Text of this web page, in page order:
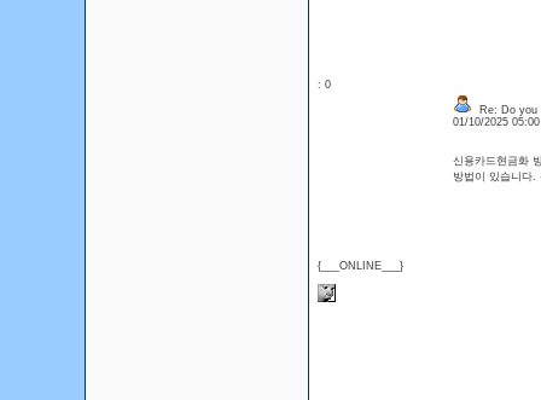
: 0
{___ONLINE___}
Re: Do you
01/10/2025
신용카드현금화
방법이 있습니